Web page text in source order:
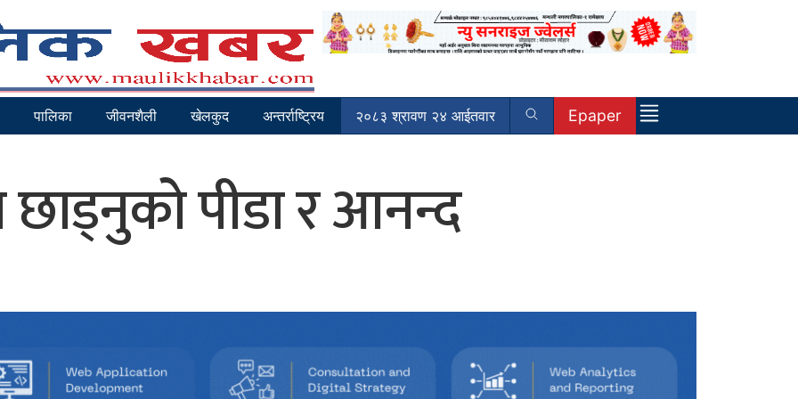
पालिका जीवनशैली खेलकुद अन्तर्राष्ट्रिय २०८३ श्रावण २४ आईतवार Epaper
पीडा र आनन्द